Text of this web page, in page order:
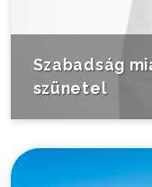
Szabadság
szünetel